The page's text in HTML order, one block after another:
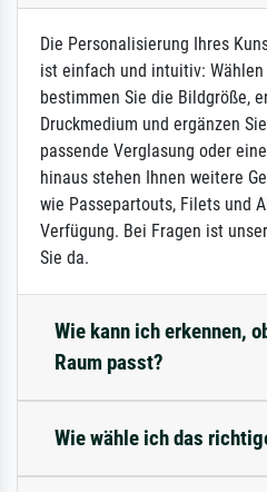
Die Personalisierung Ihres
ist einfach und intuitiv:
bestimmen Sie die Bildgröße,
Druckmedium und ergänzen
passende Verglasung oder
hinaus stehen Ihnen weitere
wie Passepartouts, Filets und
Verfügung. Bei Fragen ist
Sie da.
Wie kann ich erkennen,
Raum passt?
Wie wähle ich das